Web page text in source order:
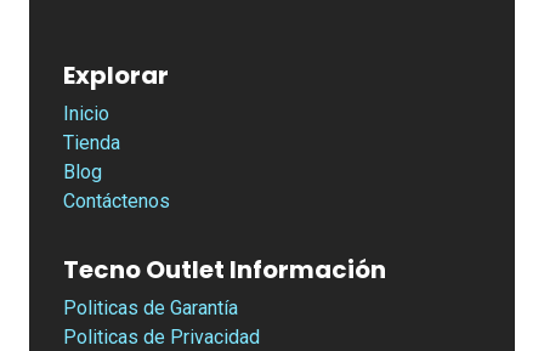
Explorar
Inicio
Tienda
Blog
Contáctenos
Tecno Outlet Información
Politicas de Garantía
Politicas de Privacidad